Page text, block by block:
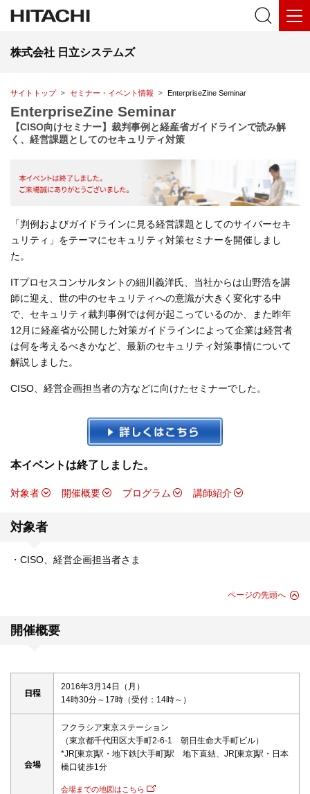
株式会社 日立システムズ
サイトトップ セミナー・イベント情報 EnterpriseZine Seminar
EnterpriseZine Seminar
【CISO向けセミナー】裁判事例と経産省ガイドラインで読み解
く、経営課題としてのセキュリティ対策
「判例およびガイドラインに見る経営課題としてのサイバーセキ
ュリティ」をテーマにセキュリティ対策セミナーを開催しまし
た。
ITプロセスコンサルタントの細川義洋氏、当社からは山野浩を講
師に迎え、世の中のセキュリティへの意識が大きく変化する中
で、セキュリティ裁判事例では何が起こっているのか、また昨年
12月に経産省が公開した対策ガイドラインによって企業は経営者
は何を考えるべきかなど、最新のセキュリティ対策事情について
解説しました。
CISO、経営企画担当者の方などに向けたセミナーでした。
本イベントは終了しました。
対象者 開催概要 プログラム 講師紹介
対象者
・CISO、経営企画担当者さま
ページの先頭へ
開催概要
日程
2016年3月14日（月）
14時30分～17時（受付：14時～）
会場
フクラシア東京ステーション
（東京都千代田区大手町2-6-1 朝日生命大手町ビル）
*JR[東京]駅・地下鉄[大手町]駅 地下直結、JR[東京]駅・日本
橋口徒歩1分
会場までの地図はこちら